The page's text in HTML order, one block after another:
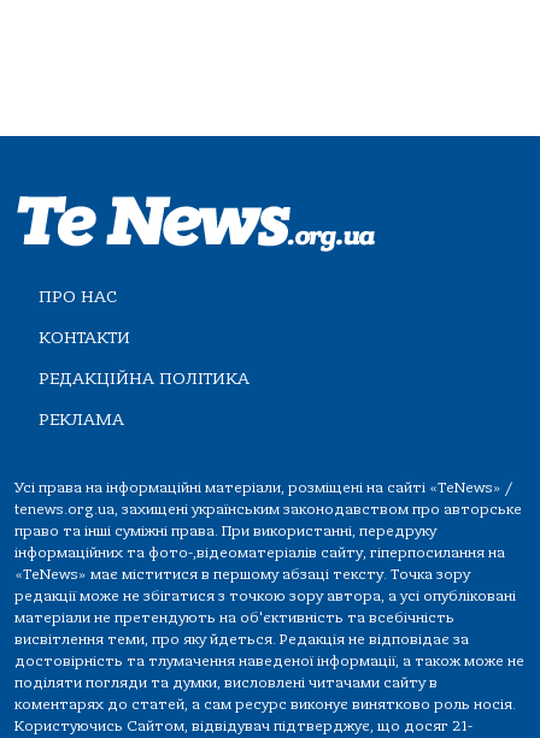
ПРО НАС
КОНТАКТИ
РЕДАКЦІЙНА ПОЛІТИКА
РЕКЛАМА
Усі права на інформаційні матеріали, розміщені на сайті «TeNews» /
tenews.org.ua, захищені українським законодавством про авторське
право та інші суміжні права. При використанні, передруку
інформаційних та фото-,відеоматеріалів сайту, гіперпосилання на
«TeNews» має міститися в першому абзаці тексту. Точка зору
редакції може не збігатися з точкою зору автора, а усі опубліковані
матеріали не претендують на об'єктивність та всебічність
висвітлення теми, про яку йдеться. Редакція не відповідає за
достовірність та тлумачення наведеної інформації, а також може не
поділяти погляди та думки, висловлені читачами сайту в
коментарях до статей, а сам ресурс виконує винятково роль носія.
Користуючись Сайтом, відвідувач підтверджує, що досяг 21-